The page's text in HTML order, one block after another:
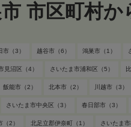
市区町村か
市（3） 越谷市（6） 鴻巣市（1）
見沼区（4） さいたま市浦和区（5）
飯能市（2） 北本市（2） 川越市（3）
さいたま市中央区（3） 春日部市（3）
（2） 北足立郡伊奈町（1） さいたま市